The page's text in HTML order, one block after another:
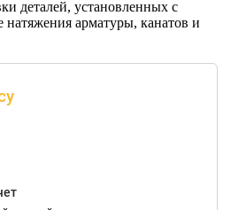
деталей, установленных с
натяжения арматуры, канатов и